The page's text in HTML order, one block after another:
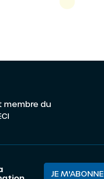
membre du
JE M'ABONNE